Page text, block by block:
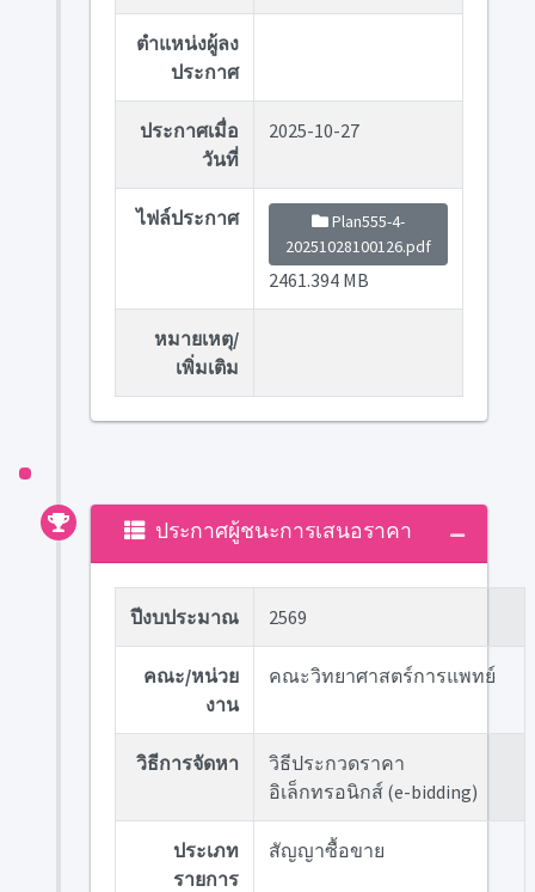
ตำแหน่งผู้ลง
ประกาศ
ประกาศเมื่อ
วันที่
2025-10-27
ไฟล์ประกาศ
Plan555-4-
20251028100126.pdf
2461.394 MB
หมายเหตุ/
เพิ่มเติม
ประกาศผู้ชนะการเสนอราคา
ปีงบประมาณ 2569
คณะ/หน่วย
งาน
คณะวิทยาศาสตร์การแพทย์
วิธีการจัดหา
วิธีประกวดราคา
อิเล็กทรอนิกส์ (e-bidding)
ประเภท
รายการ
สัญญาซื้อขาย